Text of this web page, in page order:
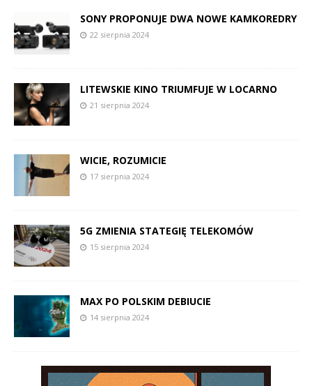
SONY PROPONUJE DWA NOWE KAMKOREDRY
22 sierpnia 2024
LITEWSKIE KINO TRIUMFUJE W LOCARNO
21 sierpnia 2024
WICIE, ROZUMICIE
17 sierpnia 2024
5G ZMIENIA STATEGIĘ TELEKOMÓW
15 sierpnia 2024
MAX PO POLSKIM DEBIUCIE
14 sierpnia 2024